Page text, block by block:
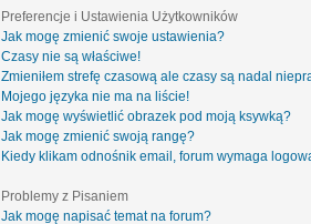
Preferencje i Ustawienia Użytkowników
Jak mogę zmienić swoje ustawienia?
Czasy nie są właściwe!
Zmieniłem strefę czasową ale czasy są nadal
Mojego języka nie ma na liście!
Jak mogę wyświetlić obrazek pod moją ksywką?
Jak mogę zmienić swoją rangę?
Kiedy klikam odnośnik email, forum wymaga
Problemy z Pisaniem
Jak mogę napisać temat na forum?